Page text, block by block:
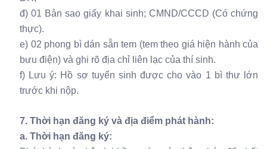
đ) 01 Bản sao giấy khai sinh; CMND/CCCD (Có chứng
thực).
e) 02 phong bì dán sẵn tem (tem theo giá hiện hành của
bưu điện) và ghi rõ địa chỉ liên lạc của thí sinh.
f) Lưu ý: Hồ sơ tuyển sinh được cho vào 1 bì thư lớn
trước khi nộp.
7. Thời hạn đăng ký và địa điểm phát hành:
a. Thời hạn đăng ký: